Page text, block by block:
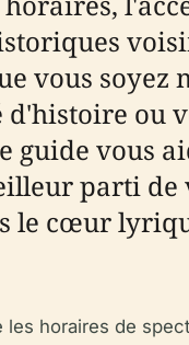
vous soyez
d'histoire ou
guide vous
parti de
le cœur
les horaires de